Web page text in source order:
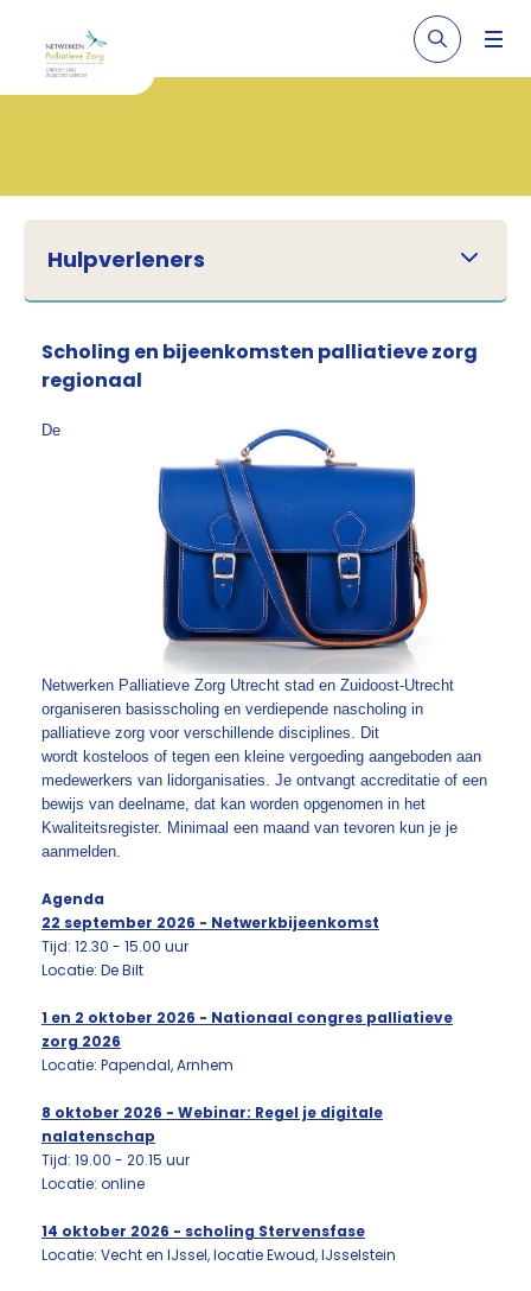
Hulpverleners
Scholing en bijeenkomsten palliatieve zorg
regionaal
De
Netwerken Palliatieve Zorg Utrecht stad en Zuidoost-Utrecht
organiseren basisscholing en verdiepende nascholing in
palliatieve zorg voor verschillende disciplines. Dit
wordt kosteloos of tegen een kleine vergoeding aangeboden aan
medewerkers van lidorganisaties. Je ontvangt accreditatie of een
bewijs van deelname, dat kan worden opgenomen in het
Kwaliteitsregister. Minimaal een maand van tevoren kun je je
aanmelden.
Agenda
22 september 2026 - Netwerkbijeenkomst
Tijd: 12.30 - 15.00 uur
Locatie: De Bilt
1 en 2 oktober 2026 - Nationaal congres palliatieve
zorg 2026
Locatie: Papendal, Arnhem
8 oktober 2026 - Webinar: Regel je digitale
nalatenschap
Tijd: 19.00 - 20.15 uur
Locatie: online
14 oktober 2026 - scholing Stervensfase
Locatie: Vecht en IJssel, locatie Ewoud, IJsselstein